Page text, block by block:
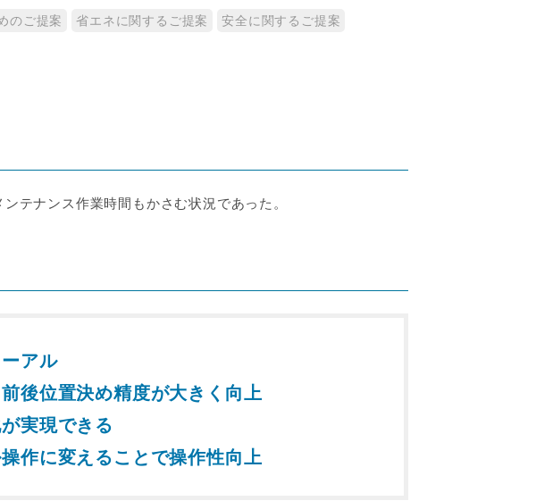
のご提案 省エネに関するご提案 安全に関するご提案
テナンス作業時間もかさむ状況であった。
アル
後位置決め精度が大きく向上
実現できる
作に変えることで操作性向上